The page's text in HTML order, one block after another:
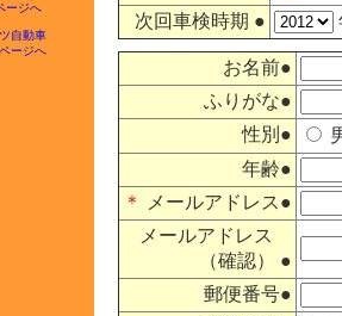
次回車検時期 ●
お名前●
ふりがな●
性別●
年齢●
＊
メールアドレス●
メールアドレス
（確認） ●
郵便番号●
ージへ
自動車
ージへ